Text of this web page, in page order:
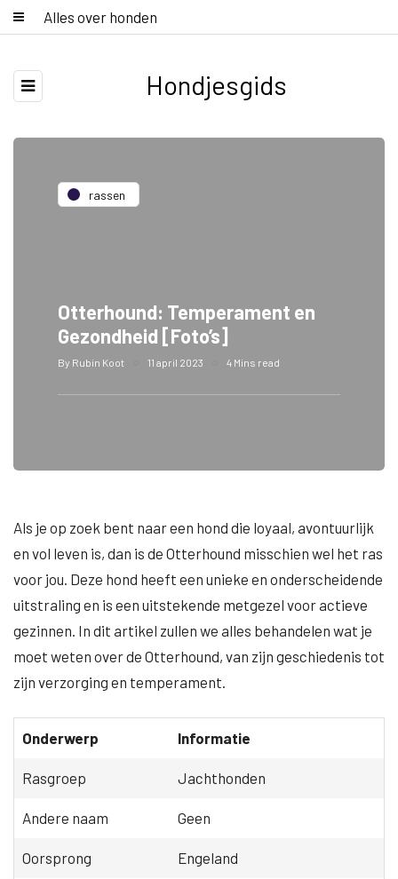
Alles over honden
Hondjesgids
rassen
Otterhound: Temperament en
Gezondheid [Foto’s]
By Rubin Koot 11 april 2023 4 Mins read
Als je op zoek bent naar een hond die loyaal, avontuurlijk
en vol leven is, dan is de Otterhound misschien wel het ras
voor jou. Deze hond heeft een unieke en onderscheidende
uitstraling en is een uitstekende metgezel voor actieve
gezinnen. In dit artikel zullen we alles behandelen wat je
moet weten over de Otterhound, van zijn geschiedenis tot
zijn verzorging en temperament.
Onderwerp Informatie
Rasgroep Jachthonden
Andere naam Geen
Oorsprong Engeland